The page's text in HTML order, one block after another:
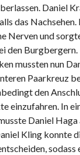
Daniel
das
Nerven und
den Burgbergern.
mussten nun
Paarkreuz
den
einzufahren. In
Daniel Haga
Kling konnte